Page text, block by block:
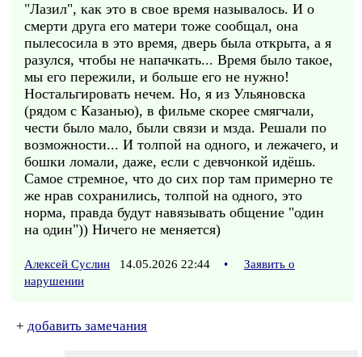
"Лазил", как это в свое время называлось. И о
смерти друга его матери тоже сообщал, она
пылесосила в это время, дверь была открыта, а я
разулся, чтобы не напачкать... Время было такое,
мы его пережили, и больше его не нужно!
Ностальгировать нечем. Но, я из Ульяновска
(рядом с Казанью), в фильме скорее смягчали,
чести было мало, были связи и мзда. Решали по
возможности... И толпой на одного, и лежачего, и
бошки ломали, даже, если с девчонкой идёшь.
Самое стремное, что до сих пор там примерно те
же нрав сохранились, толпой на одного, это
норма, правда будут навязывать общение "один
на один")) Ничего не меняется)
Алексей Суслин 14.05.2026 22:44 •
Заявить о
нарушении
+ добавить замечания